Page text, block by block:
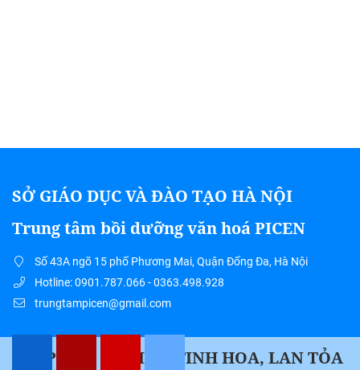
" PICEN – HỘI TỤ TINH HOA, LAN TỎA
SỞ GIÁO DỤC VÀ ĐÀO TẠO HÀ NỘI
Trung tâm bồi dưỡng văn hoá PICEN
Số 43A ngõ 15 phố Phương Mai, Quận Đống Đa, Hà Nội
Hotline: 0901.787.066 - 0363.498.928
trungtampicen@gmail.com